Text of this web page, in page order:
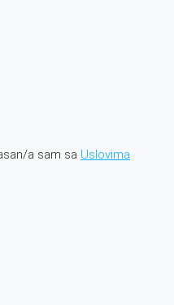
a sam sa Uslovima